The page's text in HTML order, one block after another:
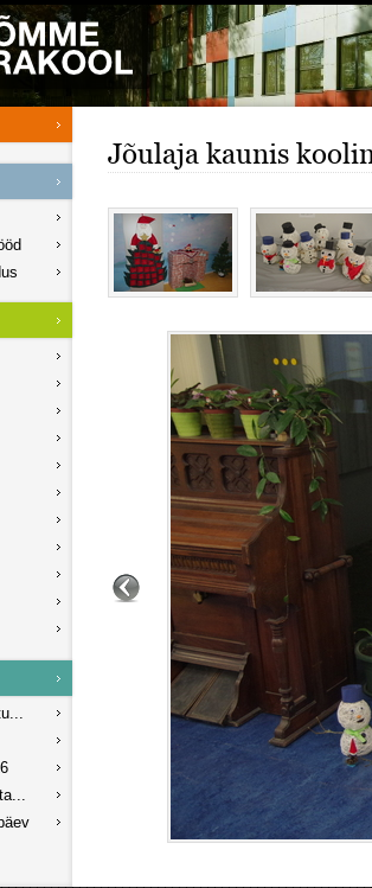
Jõulaja kaunis